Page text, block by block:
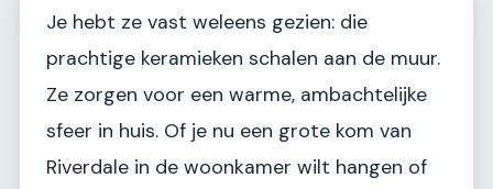
Je hebt ze vast weleens gezien: die
prachtige keramieken schalen aan de muur.
Ze zorgen voor een warme, ambachtelijke
sfeer in huis. Of je nu een grote kom van
Riverdale in de woonkamer wilt hangen of